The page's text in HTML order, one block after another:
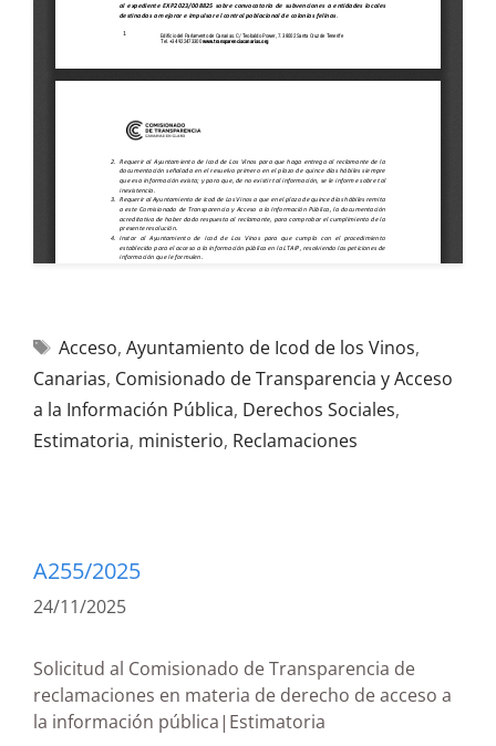
Acceso, Ayuntamiento de Icod de los Vinos,
Canarias, Comisionado de Transparencia y Acceso
a la Información Pública, Derechos Sociales,
Estimatoria, ministerio, Reclamaciones
A255/2025
24/11/2025
Solicitud al Comisionado de Transparencia de
reclamaciones en materia de derecho de acceso a
la información pública|Estimatoria